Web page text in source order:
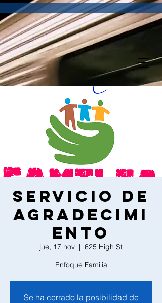
Servicio de
Agradecimi
ento
jue, 17 nov
  |
625 High St
Enfoque Familia
Se ha cerrado la posibilidad de